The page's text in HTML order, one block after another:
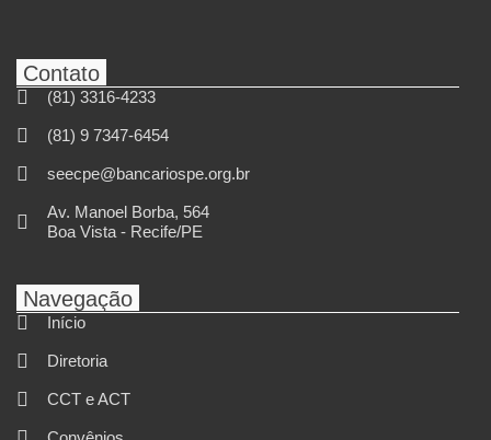
Contato
(81) 3316-4233
(81) 9 7347-6454
seecpe@bancariospe.org.br
Av. Manoel Borba, 564
Boa Vista - Recife/PE
Navegação
Início
Diretoria
CCT e ACT